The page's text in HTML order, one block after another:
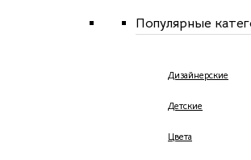
Популярные
Дизайнерские
Детские
Цвета